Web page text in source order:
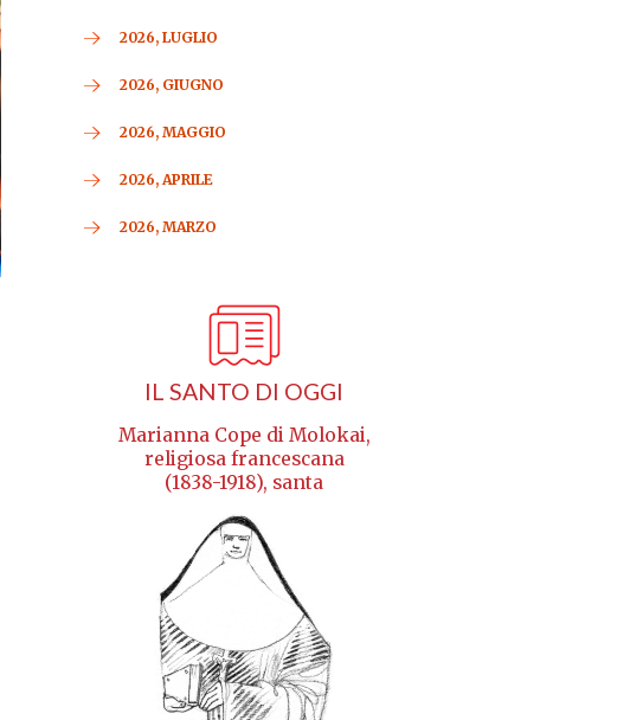
2026, LUGLIO
2026, GIUGNO
2026, MAGGIO
2026, APRILE
2026, MARZO
IL SANTO DI OGGI
Marianna Cope di Molokai,
religiosa francescana
(1838-1918), santa